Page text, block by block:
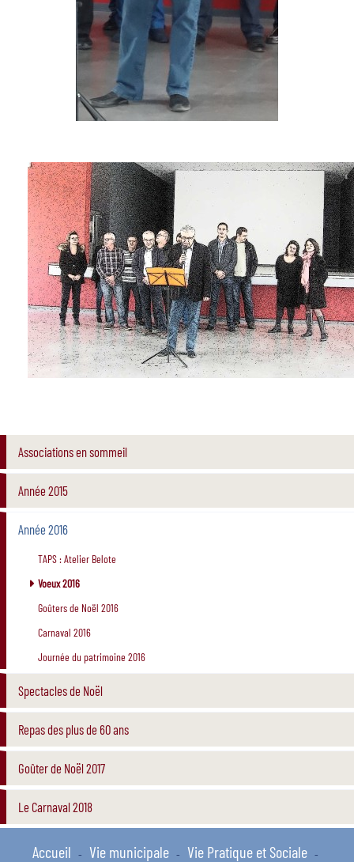
Associations en sommeil
Année 2015
Année 2016
TAPS : Atelier Belote
Voeux 2016
Goûters de Noël 2016
Carnaval 2016
Journée du patrimoine 2016
Spectacles de Noël
Repas des plus de 60 ans
Goûter de Noël 2017
Le Carnaval 2018
Accueil - Vie municipale - Vie Pratique et Sociale -